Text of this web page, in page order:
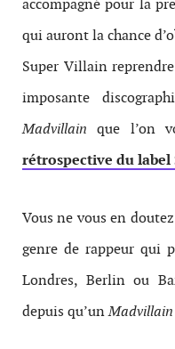
accompagné pour la
qui auront la chance
Super Villain
imposante
Madvillainque l’on
rétrospective du label
Vous ne vous en
genre de rappeur qui
Londres, Berlin ou
depuis qu’un